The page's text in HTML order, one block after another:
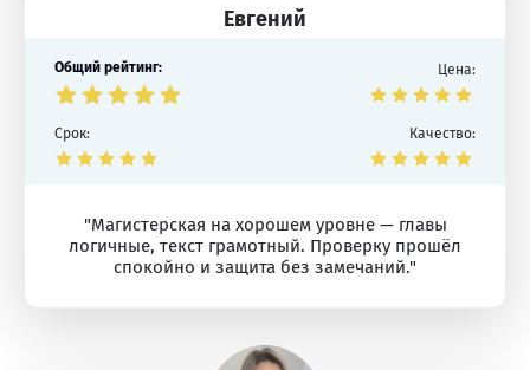
Евгений
Общий рейтинг: Цена:
Срок: Качество:
"Магистерская на хорошем уровне — главы
логичные, текст грамотный. Проверку прошёл
спокойно и защита без замечаний."